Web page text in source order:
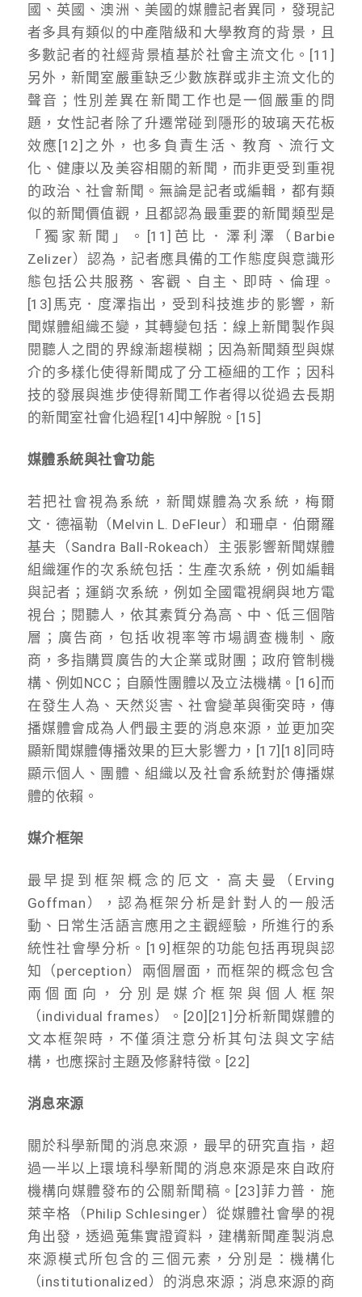
國、英國、澳洲、美國的媒體記者異同，發現記
者多具有類似的中產階級和大學教育的背景，且
多數記者的社經背景植基於社會主流文化。[11]
另外，新聞室嚴重缺乏少數族群或非主流文化的
聲音；性別差異在新聞工作也是一個嚴重的問
題，女性記者除了升遷常碰到隱形的玻璃天花板
效應[12]之外，也多負責生活、教育、流行文
化、健康以及美容相關的新聞，而非更受到重視
的政治、社會新聞。無論是記者或編輯，都有類
似的新聞價值觀，且都認為最重要的新聞類型是
「獨家新聞」。[11]芭比．澤利澤（Barbie
Zelizer）認為，記者應具備的工作態度與意識形
態包括公共服務、客觀、自主、即時、倫理。
[13]馬克．度澤指出，受到科技進步的影響，新
聞媒體組織丕變，其轉變包括：線上新聞製作與
閱聽人之間的界線漸趨模糊；因為新聞類型與媒
介的多樣化使得新聞成了分工極細的工作；因科
技的發展與進步使得新聞工作者得以從過去長期
的新聞室社會化過程[14]中解脫。[15]
媒體系統與社會功能
若把社會視為系統，新聞媒體為次系統，梅爾
文．德福勒（Melvin L. DeFleur）和珊卓．伯爾羅
基夫（Sandra Ball-Rokeach）主張影響新聞媒體
組織運作的次系統包括：生產次系統，例如編輯
與記者；運銷次系統，例如全國電視網與地方電
視台；閱聽人，依其素質分為高、中、低三個階
層；廣告商，包括收視率等市場調查機制、廠
商，多指購買廣告的大企業或財團；政府管制機
構、例如NCC；自願性團體以及立法機構。[16]而
在發生人為、天然災害、社會變革與衝突時，傳
播媒體會成為人們最主要的消息來源，並更加突
顯新聞媒體傳播效果的巨大影響力，[17][18]同時
顯示個人、團體、組織以及社會系統對於傳播媒
體的依賴。
媒介框架
最早提到框架概念的厄文．高夫曼（Erving
Goffman），認為框架分析是針對人的一般活
動、日常生活語言應用之主觀經驗，所進行的系
統性社會學分析。[19]框架的功能包括再現與認
知（perception）兩個層面，而框架的概念包含
兩個面向，分別是媒介框架與個人框架
（individual frames）。[20][21]分析新聞媒體的
文本框架時，不僅須注意分析其句法與文字結
構，也應探討主題及修辭特徵。[22]
消息來源
關於科學新聞的消息來源，最早的研究直指，超
過一半以上環境科學新聞的消息來源是來自政府
機構向媒體發布的公關新聞稿。[23]菲力普．施
萊辛格（Philip Schlesinger）從媒體社會學的視
角出發，透過蒐集實證資料，建構新聞產製消息
來源模式所包含的三個元素，分別是：機構化
（institutionalized）的消息來源；消息來源的商